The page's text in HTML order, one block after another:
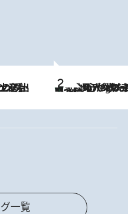
1 Hour Ago
《北欧の人々の幸福度が高いのは…》元デンマーク親善大使が出会った“心が満たされる暮らし”「いいかげんにヒュッゲしなさい！」
一覧